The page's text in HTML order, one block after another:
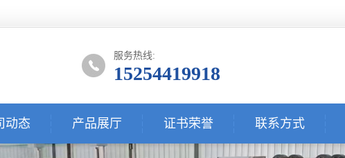
服务热线:
15254419918
动态 产品展厅 证书荣誉 联系方式